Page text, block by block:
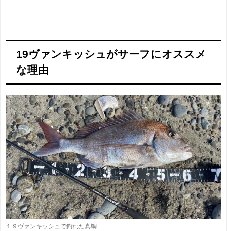
19ヴァンキッシュがサーフにオススメ
な理由
１９ヴァンキッシュで釣れた真鯛